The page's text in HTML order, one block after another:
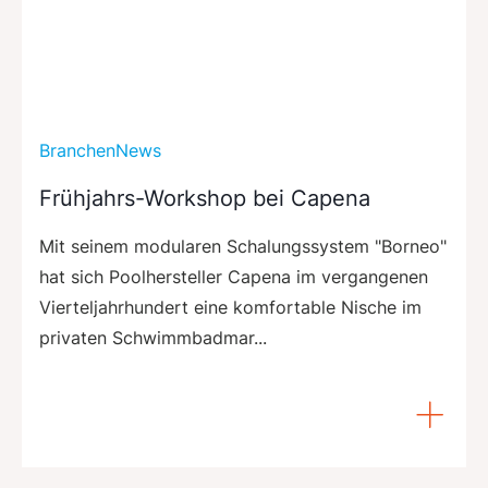
BranchenNews
Frühjahrs-Workshop bei Capena
Mit seinem modularen Schalungssystem "Borneo"
hat sich Poolhersteller Capena im vergangenen
Vierteljahrhundert eine komfortable Nische im
privaten Schwimmbadmar...